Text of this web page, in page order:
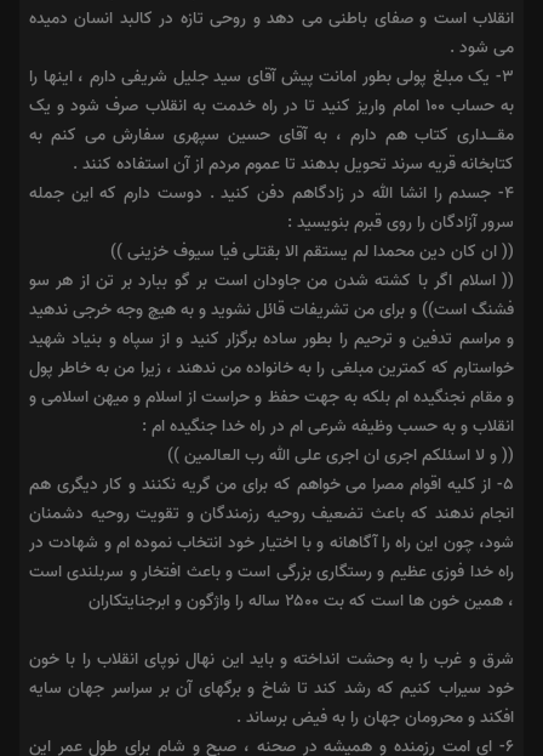
انقلاب است و صفاى باطنى مى دهد و روحى تازه در کالبد انسان دمیده
مى شود .
۳- یک مبلغ پولى بطور امانت پیش آقاى سید جلیل شریفى دارم ، اینها را
به حساب ۱۰۰ امام واریز کنید تا در راه خدمت به انقلاب صرف شود و یک
مقــــدارى کتاب هم دارم ، به آقاى حسین سپهرى سفارش مى کنم به
کتابخانه قریه سرند تحویل بدهند تا عموم مردم از آن استفاده کنند .
۴- جسدم را انشا الله در زادگاهم دفن کنید . دوست دارم که این جمله
سرور آزادگان را روى قبرم بنویسید :
(( ان کان دین محمدا لم یستقم الا بقتلى فیا سیوف خزینى ))‎
‏(( اسلام اگر با کشته شدن من جاودان است بر گو ببارد بر تن از هر سو
فشنگ است))‎ ‏و براى من تشریفات قائل نشوید و به هیچ وجه خرجى ندهید
و مراسم تدفین و ترحیم را بطور ساده برگزار کنید و از سپاه و بنیاد شهید
خواستارم که کمترین مبلغى را به خانواده من ندهند ، زیرا من به خاطر پول
و مقام نجنگیده ام بلکه به جهت حفظ و حراست از اسلام و میهن اسلامى و
انقلاب و به حسب وظیفه شرعى ام در راه خدا جنگیده ام :‎
‏(( و لا اسئلکم اجرى ان اجرى على الله رب العالمین ))‎
۵‏- از کلیه اقوام مصرا مى خواهم که براى من گریه نکنند و کار دیگرى هم
انجام ندهند که باعث تضعیف روحیه رزمندگان و تقویت روحیه دشمنان
شود، چون این راه را آگاهانه و با اختیار خود انتخاب نموده ام و شهادت در
راه خدا فوزى عظیم و رستگارى بزرگى است و باعث افتخار و سربلندى است
، همین خون ها است که بت ۲۵۰۰ ساله را واژگون و ابرجنایتکاران
شرق و غرب را به وحشت انداخته و باید این نهال نوپاى انقلاب را با خون
خود سیراب کنیم که رشد کند تا شاخ و برگهاى آن بر سراسر جهان سایه
افکند و محرومان جهان را به فیض برساند .
۶- اى امت رزمنده و همیشه در صحنه ، صبح و شام براى طول عمر این